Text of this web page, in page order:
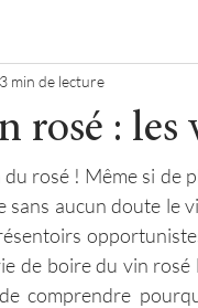
rosé : les
3 min de lecture
du rosé ! Même si
sans aucun doute le
de boire du vin
comprendre